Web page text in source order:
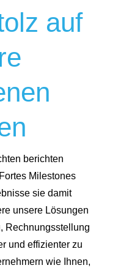
auf
berichten
Milestones
sie damit
unsere Lösungen
Rechnungsstellung
und effizienter zu
wie Ihnen,